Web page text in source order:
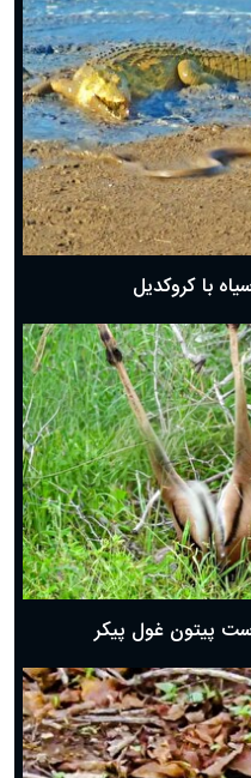
با کروکدیل
دست پیتون غول پیکر